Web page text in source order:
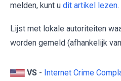
melden, kunt u dit artikel lezen.
Lijst met lokale autoriteiten
worden gemeld (afhankelijk
VS - Internet Crime